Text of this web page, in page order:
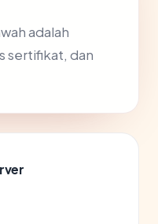
adalah
sertifikat, dan